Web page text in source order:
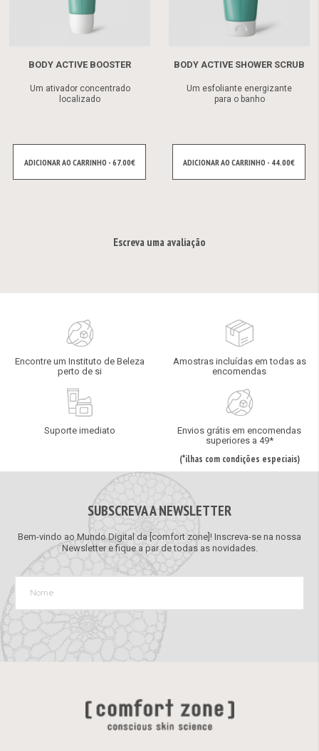
BODY ACTIVE BOOSTER
Um ativador concentrado
localizado
ADICIONAR AO CARRINHO - 67.00€
BODY ACTIVE SHOWER SCRUB
Um esfoliante energizante
para o banho
ADICIONAR AO CARRINHO - 44.00€
Escreva uma avaliação
Encontre um Instituto de Beleza
perto de si
Amostras incluídas em todas as
encomendas
Suporte imediato
Envios grátis em encomendas
superiores a 49*
(*ilhas com condições especiais)
SUBSCREVA A NEWSLETTER
Bem-vindo ao Mundo Digital da [comfort zone]! Inscreva-se na nossa
Newsletter e fique a par de todas as novidades.